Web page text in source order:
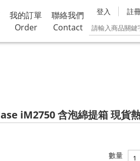
我的訂單
Order
聯絡我們
Contact
登入 註
iM2750 含泡綿提箱 現貨
數量